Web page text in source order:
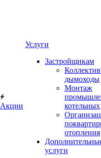
Акции
Услуги
Застройщикам
дымоходы
Монтаж
котельных
отопления
услуги